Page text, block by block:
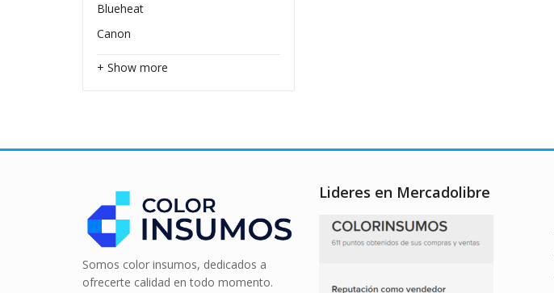
Blueheat
Canon
+ Show more
Somos color insumos, dedicados a
ofrecerte calidad en todo momento.
Lideres en Mercadolibre